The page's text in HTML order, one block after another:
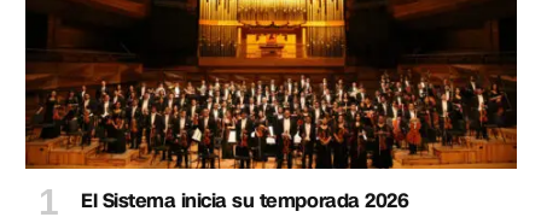
El Sistema inicia su temporada 2026